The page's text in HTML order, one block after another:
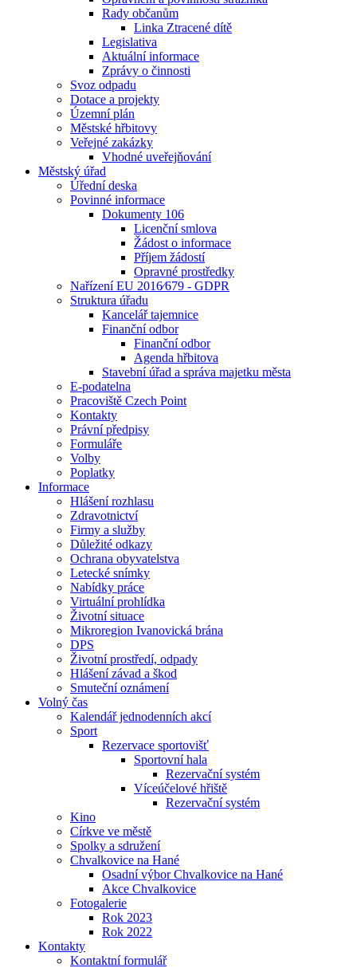
Rady občanům
Linka Ztracené dítě
Legislativa
Aktuální informace
Zprávy o činnosti
Svoz odpadu
Dotace a projekty
Územní plán
Městské hřbitovy
Veřejné zakázky
Vhodné uveřejňování
Městský úřad
Úřední deska
Povinné informace
Dokumenty 106
Licenční smlova
Žádost o informace
Příjem žádostí
Opravné prostředky
Nařízení EU 2016⁄679 - GDPR
Struktura úřadu
Kancelář tajemnice
Finanční odbor
Finanční odbor
Agenda hřbitova
Stavební úřad a správa majetku města
E-podatelna
Pracoviště Czech Point
Kontakty
Právní předpisy
Formuláře
Volby
Poplatky
Informace
Hlášení rozhlasu
Zdravotnictví
Firmy a služby
Důležité odkazy
Ochrana obyvatelstva
Letecké snímky
Nabídky práce
Virtuální prohlídka
Životní situace
Mikroregion Ivanovická brána
DPS
Životní prostředí, odpady
Hlášení závad a škod
Smuteční oznámení
Volný čas
Kalendář jednodenních akcí
Sport
Rezervace sportovišť
Sportovní hala
Rezervační systém
Víceúčelové hřiště
Rezervační systém
Kino
Církve ve městě
Spolky a sdružení
Chvalkovice na Hané
Osadní výbor Chvalkovice na Hané
Akce Chvalkovice
Fotogalerie
Rok 2023
Rok 2022
Kontakty
Kontaktní formulář